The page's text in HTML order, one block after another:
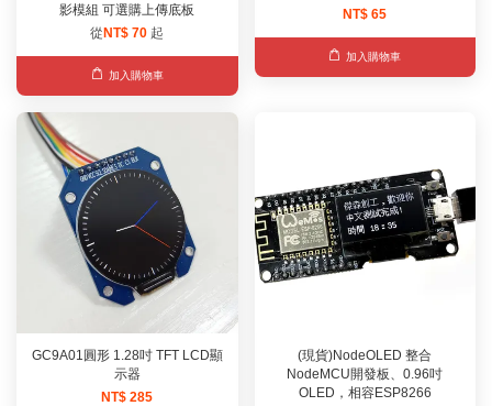
影模組 可選購上傳底板
從NT$ 70 起
加入購物車
NT$ 65
加入購物車
GC9A01圓形 1.28吋 TFT LCD顯
示器
NT$ 285
(現貨)NodeOLED 整合
NodeMCU開發板、0.96吋
OLED，相容ESP8266